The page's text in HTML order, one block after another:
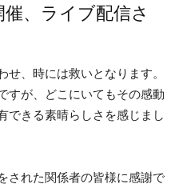
、ライブ配信さ
、時には救いとなります。
すが、どこにいてもその感動
できる素晴らしさを感じまし
された関係者の皆様に感謝で